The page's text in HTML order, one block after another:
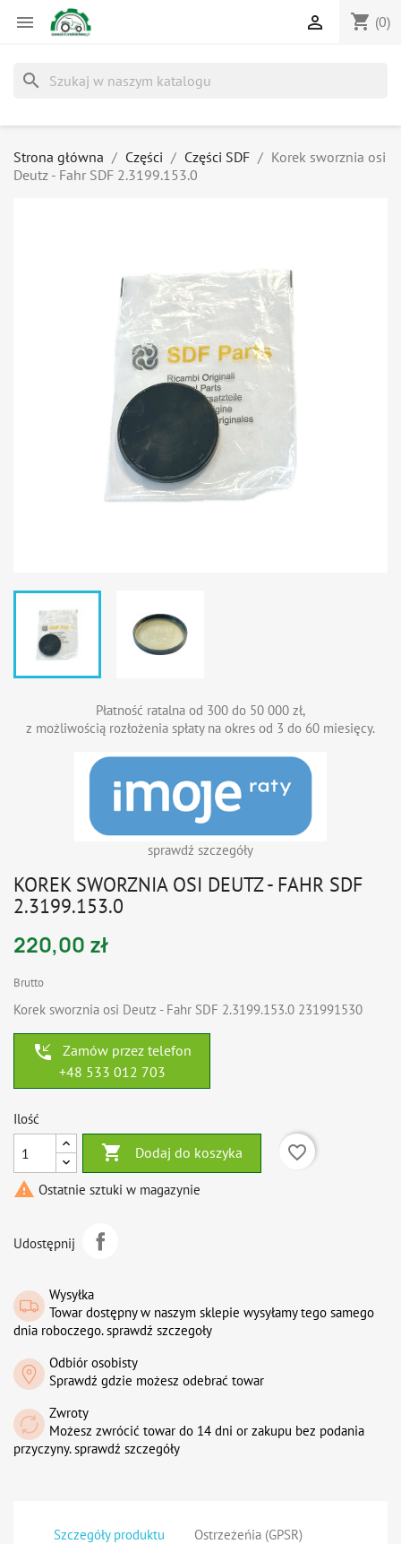
 shopping_cart (0)

search
Strona główna Części Części SDF
Korek sworznia osi
Deutz - Fahr SDF 2.3199.153.0
Płatność ratalna od 300 do 50 000 zł,
z możliwością rozłożenia spłaty na okres od 3 do 60 miesięcy.
sprawdź szczegóły
KOREK SWORZNIA OSI DEUTZ - FAHR SDF
2.3199.153.0
220,00 zł
Brutto
Korek sworznia osi Deutz - Fahr SDF 2.3199.153.0 231991530
phone_callback
Zamów przez telefon
+48 533 012 703
Ilość
 Dodaj do koszyka
favorite_border
 Ostatnie sztuki w magazynie
Udostępnij
Wysyłka
Towar dostępny w naszym sklepie wysyłamy tego samego
dnia roboczego. sprawdź szczegoły
Odbiór osobisty
Sprawdź gdzie możesz odebrać towar
Zwroty
Możesz zwrócić towar do 14 dni or zakupu bez podania
przyczyny. sprawdź szczegóły
Szczegóły produktu Ostrzeżeńia (GPSR)